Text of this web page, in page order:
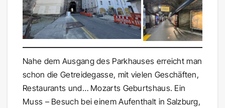
Nahe dem Ausgang des Parkhauses erreicht man
schon die Getreidegasse, mit vielen Geschäften,
Restaurants und… Mozarts Geburtshaus. Ein
Muss – Besuch bei einem Aufenthalt in Salzburg,